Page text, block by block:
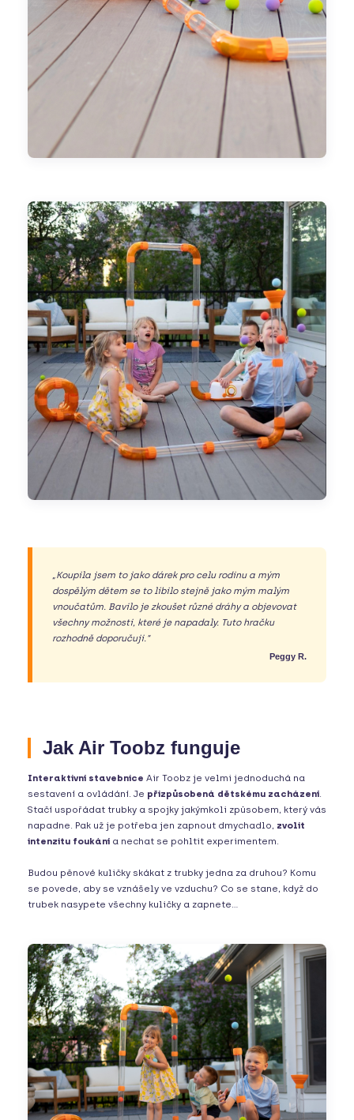
„Koupila jsem to jako dárek pro celu rodinu a mým
dospělým dětem se to líbilo stejně jako mým malým
vnoučatům. Bavilo je zkoušet různé dráhy a objevovat
všechny možnosti, které je napadaly. Tuto hračku
rozhodně doporučuji.“
Peggy R.
Jak Air Toobz funguje
Interaktivní stavebnice Air Toobz je velmi jednoduchá na
sestavení a ovládání. Je přizpůsobená dětskému zacházení
Stačí uspořádat trubky a spojky jakýmkoli způsobem, který vás
napadne. Pak už je potřeba jen zapnout dmychadlo, zvolit
intenzitu foukání a nechat se pohltit experimentem.
Budou pěnové kuličky skákat z trubky jedna za druhou? Komu
se povede, aby se vznášely ve vzduchu? Co se stane, když do
trubek nasypete všechny kuličky a zapnete...